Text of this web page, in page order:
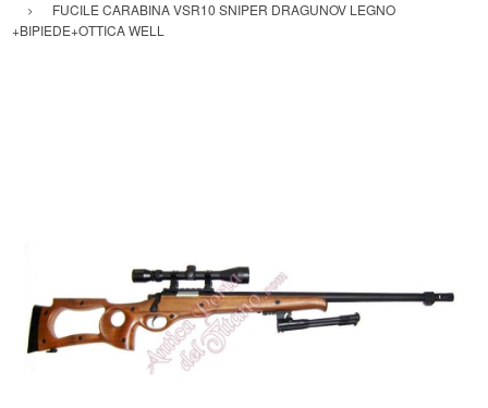
FUCILE CARABINA VSR10 SNIPER DRAGUNOV LEGNO
+BIPIEDE+OTTICA WELL